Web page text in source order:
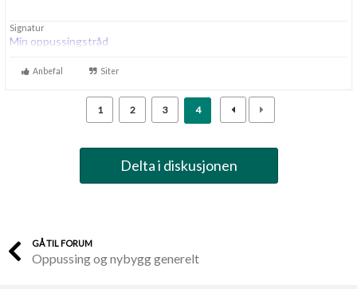
Signatur
Min oppussingstråd
Anbefal Siter
1 2 3 4
Delta i diskusjonen
GÅ TIL FORUM
Oppussing og nybygg generelt